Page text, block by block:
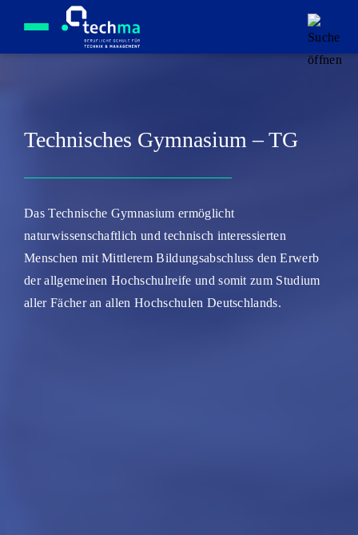
Menü öffnen
Technisches Gymnasium – TG
Das Technische Gymnasium ermöglicht
naturwissenschaftlich und technisch interessierten
Menschen mit Mittlerem Bildungsabschluss den Erwerb
der allgemeinen Hochschulreife und somit zum Studium
aller Fächer an allen Hochschulen Deutschlands.